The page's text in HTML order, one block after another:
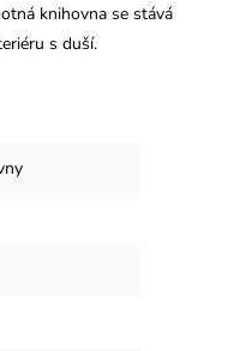
knihovna se stává
s duší.